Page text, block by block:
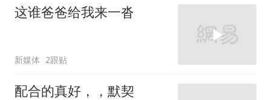
这谁爸爸给我来一沓
新媒体 2跟贴
配合的真好，，默契